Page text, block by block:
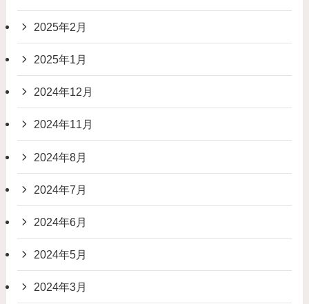
2025年2月
2025年1月
2024年12月
2024年11月
2024年8月
2024年7月
2024年6月
2024年5月
2024年3月